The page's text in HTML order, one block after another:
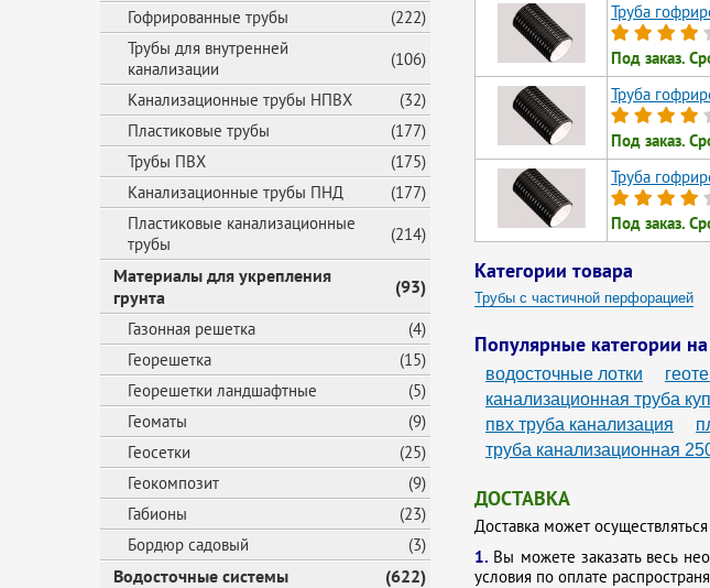
Гофрированные трубы
(222)
Трубы для внутренней
канализации
(106)
Канализационные трубы НПВХ
(32)
Пластиковые трубы
(177)
Трубы ПВХ
(175)
Канализационные трубы ПНД
(177)
Пластиковые канализационные
трубы
(214)
Материалы для укрепления
грунта
(93)
Газонная решетка
(4)
Георешетка
(15)
Георешетки ландшафтные
(5)
Геоматы
(9)
Геосетки
(25)
Геокомпозит
(9)
Габионы
(23)
Бордюр садовый
(3)
Водосточные системы (622)
Труба
Под заказ.
Труба
Под заказ.
Труба
Под заказ.
Категории товара
Трубы с частичной перфорацией
Пластиковые трубы диаметр 1000
Гофрированные пластиковые
Популярные категории
водосточные лотки
канализационная труба
пвх труба канализация
труба канализационная
ДОСТАВКА
Доставка может
1. Вы можете заказать весь
условия по оплате